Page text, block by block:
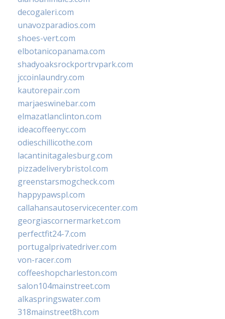
decogaleri.com
unavozparadios.com
shoes-vert.com
elbotanicopanama.com
shadyoaksrockportrvpark.com
jccoinlaundry.com
kautorepair.com
marjaeswinebar.com
elmazatlanclinton.com
ideacoffeenyc.com
odieschillicothe.com
lacantinitagalesburg.com
pizzadeliverybristol.com
greenstarsmogcheck.com
happypawspl.com
callahansautoservicecenter.com
georgiascornermarket.com
perfectfit24-7.com
portugalprivatedriver.com
von-racer.com
coffeeshopcharleston.com
salon104mainstreet.com
alkaspringswater.com
318mainstreet8h.com